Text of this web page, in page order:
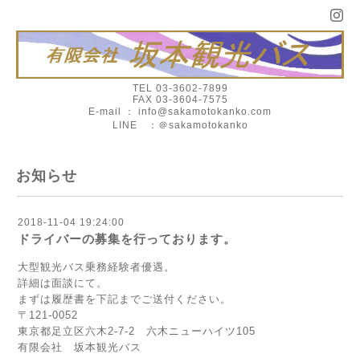
TEL 03-3602-7899
FAX 03-3604-7575
E-mail ： info@sakamotokanko.com
LINE ：＠sakamotokanko
お知らせ
2018-11-04 19:24:00
ドライバーの募集を行っております。
大型観光バス乗務経験者優遇。
詳細は面談にて。
まずは履歴書を下記までご送付ください。
〒121-0052
東京都足立区六木2-7-2 六木ニューハイツ105
有限会社 坂本観光バス